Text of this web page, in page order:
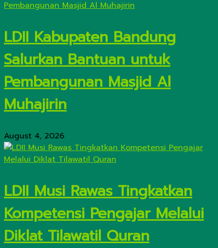
LDII Kabupaten Bandung
Salurkan Bantuan untuk
Pembangunan Masjid Al
Muhajirin
August 4, 2026
LDII Musi Rawas Tingkatkan
Kompetensi Pengajar Melalui
Diklat Tilawatil Quran